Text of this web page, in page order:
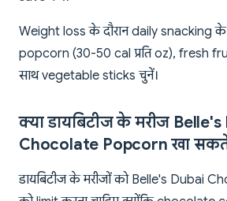
Weight loss के दौरान daily snacking
popcorn (30-50 cal प्रति oz), fresh
साथ vegetable sticks चुनें।
क्या डायबिटीज के मरीज Belle's
Chocolate Popcorn खा
डायबिटीज के मरीजों को Belle's Dubai